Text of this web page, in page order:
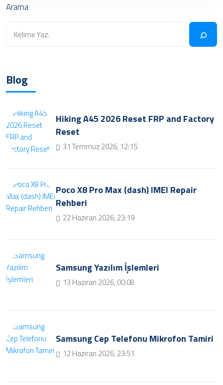
Arama
Blog
Hiking A45 2026 Reset FRP and Factory
Reset
31 Temmuz 2026, 12:15
Poco X8 Pro Max (dash) IMEI Repair
Rehberi
22 Haziran 2026, 23:19
Samsung Yazılım İşlemleri
13 Haziran 2026, 00:08
Samsung Cep Telefonu Mikrofon Tamiri
12 Haziran 2026, 23:51